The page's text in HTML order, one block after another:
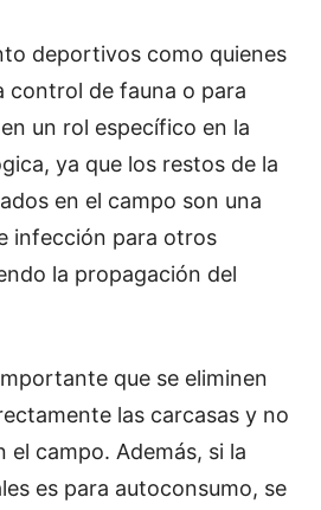
deportivos como quienes
control de fauna o para
un rol específico en la
ya que los restos de la
en el campo son una
infección para otros
la propagación del
que se eliminen
las carcasas y no
el campo. Además, si la
es para autoconsumo, se